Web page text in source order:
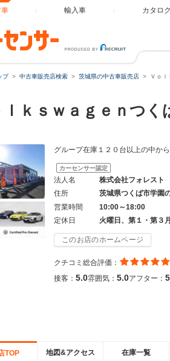
輸入車 カタロ
プ 中古車販売店検索 茨城県の中古車販売店 Ｖｏ
ｌｋｓｗａｇｅｎつ
グループ在庫１２０台以上の中か
カーセンサー認定
法人名
株式会社フォレスト
住所
茨城県つくば市学園
営業時間
10:00～18:00
定休日
火曜日、第１・第３
このお店のホームページ
クチコミ総合評価：
接客： 5.0雰囲気： 5.0アフター：
TOP 地図&アクセス 在庫一覧